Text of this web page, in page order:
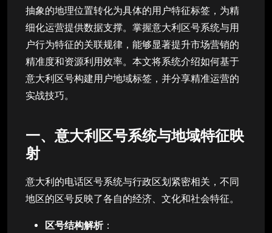
抽象的地理位置转化为具体的用户特征标签，为精
细化运营提供数据支撑。掌握意大利区号系统与用
户行为特征的关联规律，能够显著提升市场营销的
精准度和资源利用效率。本文将系统介绍如何基于
意大利区号构建用户地域标签，并分享精准运营的
实战技巧。
一、意大利区号系统与地域特征映
射
意大利的电话区号系统与行政区划紧密相关，不同
地区的区号反映了各自的经济、文化和社会特征。
区号结构解析：